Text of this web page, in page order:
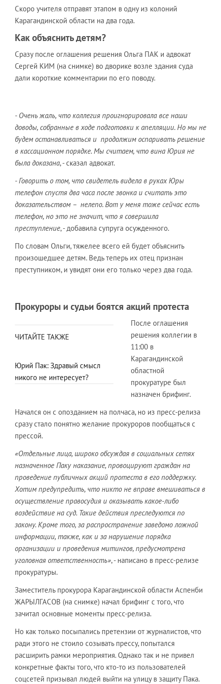
Скоро учителя отправят этапом в одну из колоний
Карагандинской области на два года.
Как объяснить детям?
Сразу после оглашения решения Ольга ПАК и адвокат
Сергей КИМ (на снимке) во дворике возле здания суда
дали короткие комментарии по его поводу.
- Очень жаль, что коллегия проигнорировала все наши
доводы, собранные в ходе подготовки к апелляции. Но мы не
будем останавливаться и продолжим оспаривать решение
в кассационном порядке. Мы считаем, что вина Юрия не
была доказана, - сказал адвокат.
- Говорить о том, что свидетель видела в руках Юры
телефон спустя два часа после звонка и считать это
доказательством – нелепо. Вот у меня тоже сейчас есть
телефон, но это не значит, что я совершила
преступление, - добавила супруга осужденного.
По словам Ольги, тяжелее всего ей будет объяснить
произошедшее детям. Ведь теперь их отец признан
преступником, и увидят они его только через два года.
Прокуроры и судьи боятся акций протеста
ЧИТАЙТЕ ТАКЖЕ
Юрий Пак: Здравый смысл
никого не интересует?
После оглашения
решения коллегии в
11:00 в
Карагандинской
областной
прокуратуре был
назначен брифинг.
Начался он с опозданием на полчаса, но из пресс-релиза
сразу стало понятно желание прокуроров пообщаться с
прессой.
«Отдельные лица, широко обсуждая в социальных сетях
назначенное Паку наказание, провоцируют граждан на
проведение публичных акций протеста в его поддержку.
Хотим предупредить, что никто не вправе вмешиваться в
осуществление правосудия и оказывать какое-либо
воздействие на суд. Такие действия преследуются по
закону. Кроме того, за распространение заведомо ложной
информации, также, как и за нарушение порядка
организации и проведения митингов, предусмотрена
уголовная ответственность», - написано в пресс-релизе
прокуратуры.
Заместитель прокурора Карагандинской области Аспенби
ЖАРЫЛГАСОВ (на снимке) начал брифинг с того, что
зачитал основные моменты пресс-релиза.
Но как только посыпались претензии от журналистов, что
ради этого не стоило созывать прессу, попытался
расширить рамки мероприятия. Однако так и не привел
конкретные факты того, что кто-то из пользователей
соцсетей призывал людей выйти на улицу в защиту Пака.